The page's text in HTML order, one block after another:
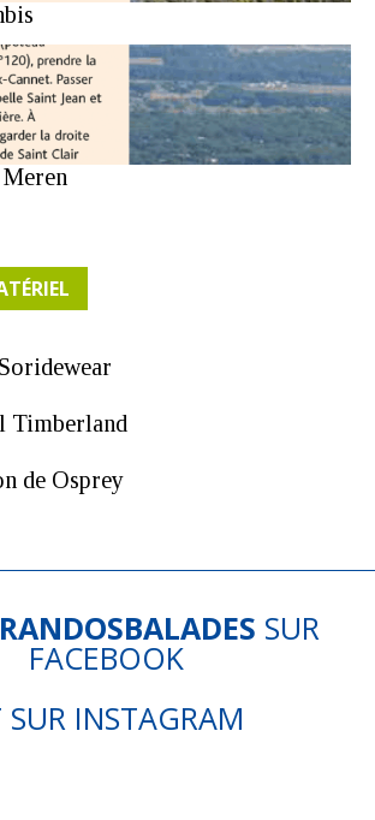
Timberland
de Osprey
RANDOSBALADES SUR
FACEBOOK
SUR INSTAGRAM